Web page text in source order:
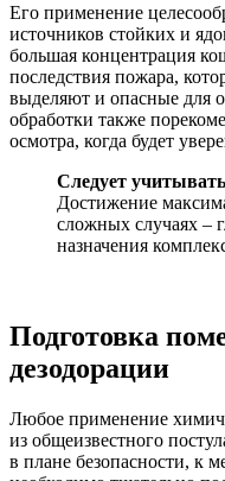
Его применение
источников стойких и
большая концентрация
последствия пожара,
выделяют и опасные для
обработки также
осмотра, когда будет
Следует
Достижение
сложных случаях –
назначения
Подготовка
дезодорации
Любое применение
из общеизвестного
в плане безопасности, к